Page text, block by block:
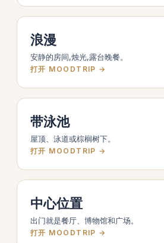
浪漫
安静的房间,烛光,露台晚餐。
打开 MOODTRIP →
带泳池
屋顶、泳道或棕榈树下。
打开 MOODTRIP →
中心位置
出门就是餐厅、博物馆和广场。
打开 MOODTRIP →